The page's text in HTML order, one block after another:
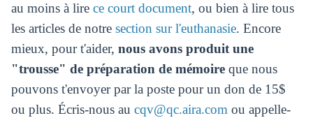
au moins à lire ce court document, ou bien à lire tous
les articles de notre section sur l'euthanasie. Encore
mieux, pour t'aider, nous avons produit une
"trousse" de préparation de mémoireque nous
pouvons t'envoyer par la poste pour un don de 15$
ou plus. Écris-nous au cqv@qc.aira.com ou appelle-